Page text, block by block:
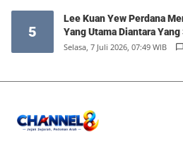
5
Lee Kuan Yew Perdana Menteri Singapura 1959-1990,
Yang Utama Diantara
Selasa, 7 Juli 2026, 07:49 WIB